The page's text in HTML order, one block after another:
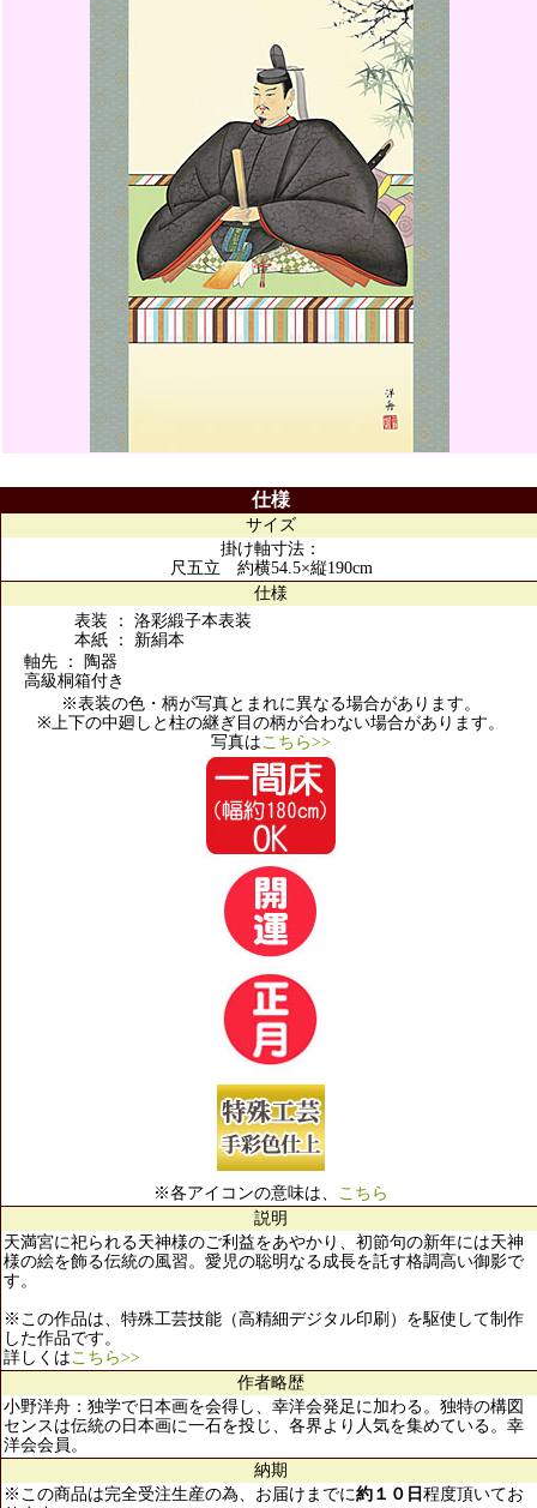
仕様
サイズ
掛け軸寸法：
尺五立 約横54.5×縦190cm
仕様
表装 ： 洛彩緞子本表装
本紙 ： 新絹本
軸先 ： 陶器
高級桐箱付き
※表装の色・柄が写真とまれに異なる場合があります。
※上下の中廻しと柱の継ぎ目の柄が合わない場合があります。
写真はこちら>>
※各アイコンの意味は、 こちら
説明
天満宮に祀られる天神様のご利益をあやかり、初節句の新年には天神
様の絵を飾る伝統の風習。愛児の聡明なる成長を託す格調高い御影で
す。
※この作品は、特殊工芸技能（高精細デジタル印刷）を駆使して制作
した作品です。
詳しくはこちら>>
作者略歴
小野洋舟：独学で日本画を会得し、幸洋会発足に加わる。独特の構図
センスは伝統の日本画に一石を投じ、各界より人気を集めている。幸
洋会会員。
納期
※この商品は完全受注生産の為、お届けまでに約１０日 程度頂いてお